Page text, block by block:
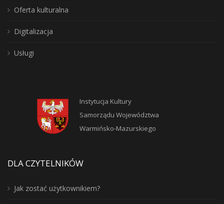
Oferta kulturalna
Digitalizacja
Usługi
Instytucja Kultury
Samorządu Województwa
Warmińsko-Mazurskiego
DLA CZYTELNIKÓW
Jak zostać użytkownikiem?